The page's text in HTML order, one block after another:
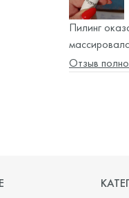
Пилинг
приятный,
Отзыв